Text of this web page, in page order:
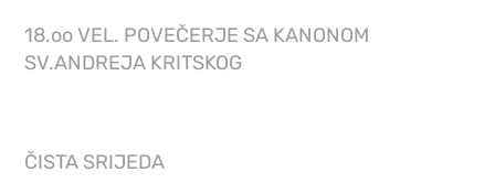
18.oo VEL. POVEČERJE SA KANONOM
SV.ANDREJA KRITSKOG
ČISTA SRIJEDA